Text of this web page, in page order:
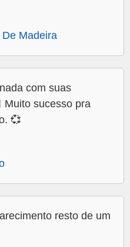
Madeira
com suas
Muito sucesso pra
💞
resto de um